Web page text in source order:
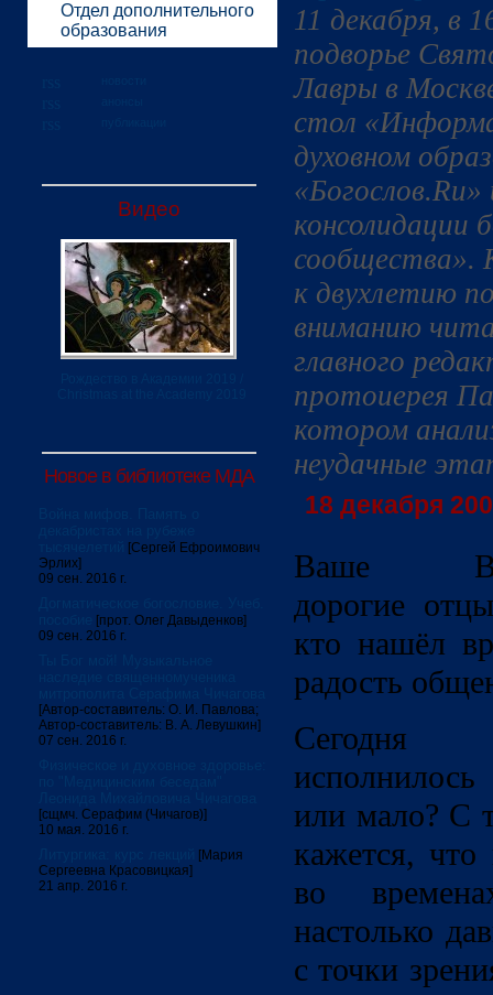
Отдел дополнительного
образования
Видео
Новое в библиотеке МДА
[Сергей Ефроимович
Эрлих]
09 сен. 2016 г.
[прот. Олег Давыденков]
09 сен. 2016 г.
[Автор-составитель: О. И. Павлова;
Автор-составитель: В. А. Левушкин]
07 сен. 2016 г.
[сщмч. Серафим (Чичагов)]
10 мая. 2016 г.
[Мария
Сергеевна Красовицкая]
21 апр. 2016 г.
11 декабря, в
подворье
Лавры в
стол
духовном
консолидации
сообщества».
к двухлетию
вниманию
главного
протоиерея
котором
неудачные
18 декабря
Ваше
дорогие
кто нашёл
радость
Сегодня
или мало? С
кажется, что
во
настолько
с точки